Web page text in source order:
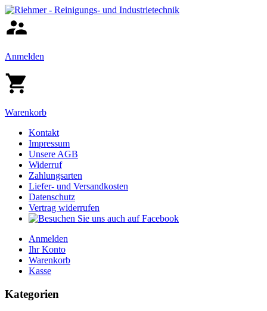
Anmelden
Warenkorb
Kontakt
Impressum
Unsere AGB
Widerruf
Zahlungsarten
Liefer- und Versandkosten
Datenschutz
Vertrag widerrufen
Anmelden
Ihr Konto
Warenkorb
Kasse
Kategorien